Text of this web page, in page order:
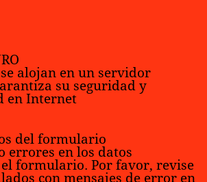
alojan en un servidor
su seguridad y
en Internet
del formulario
errores en los datos
formulario. Por favor, revise
con mensajes de error en